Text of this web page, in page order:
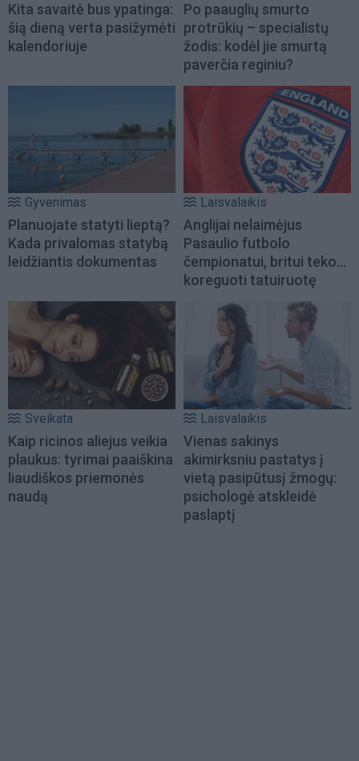
Kita savaitė bus ypatinga:
šią dieną verta pasižymėti
kalendoriuje
Po paauglių smurto
protrūkių – specialistų
žodis: kodėl jie smurtą
paverčia reginiu?
Gyvenimas
Planuojate statyti lieptą?
Kada privalomas statybą
leidžiantis dokumentas
Laisvalaikis
Anglijai nelaimėjus
Pasaulio futbolo
čempionatui, britui teko...
koreguoti tatuiruotę
Sveikata
Kaip ricinos aliejus veikia
plaukus: tyrimai paaiškina
liaudiškos priemonės
naudą
Laisvalaikis
Vienas sakinys
akimirksniu pastatys į
vietą pasipūtusį žmogų:
psichologė atskleidė
paslaptį